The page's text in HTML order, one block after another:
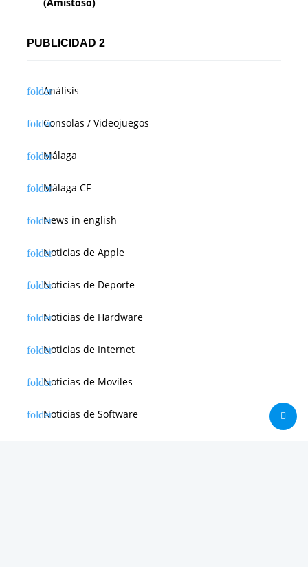
PUBLICIDAD 2
Análisis
Consolas / Videojuegos
Málaga
Málaga CF
News in english
Noticias de Apple
Noticias de Deporte
Noticias de Hardware
Noticias de Internet
Noticias de Moviles
Noticias de Software